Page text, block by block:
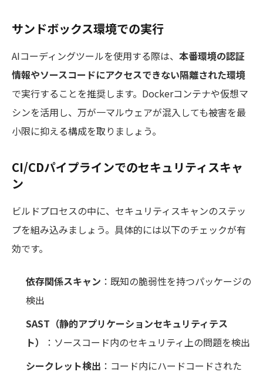
サンドボックス環境での実行
AIコーディングツールを使用する際は、 本番環境の認証
情報やソースコードにアクセスできない隔離された環境
で実行することを推奨します。Dockerコンテナや仮想マ
シンを活用し、万が一マルウェアが混入しても被害を最
小限に抑える構成を取りましょう。
CI/CDパイプラインでのセキュリティスキャ
ン
ビルドプロセスの中に、セキュリティスキャンのステッ
プを組み込みましょう。具体的には以下のチェックが有
効です。
依存関係スキャン ：既知の脆弱性を持つパッケージの
検出
SAST（静的アプリケーションセキュリティテス
ト）
：ソースコード内のセキュリティ上の問題を検出
シークレット検出 ：コード内にハードコードされた